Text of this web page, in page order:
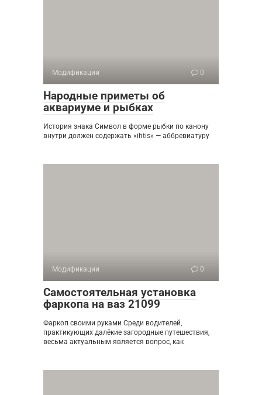
Модификации 0
Народные приметы об
аквариуме и рыбках
История знака Символ в форме рыбки по канону
внутри должен содержать «ihtis» — аббревиатуру
Модификации 0
Самостоятельная установка
фаркопа на ваз 21099
Фаркоп своими руками Среди водителей,
практикующих далёкие загородные путешествия,
весьма актуальным является вопрос, как